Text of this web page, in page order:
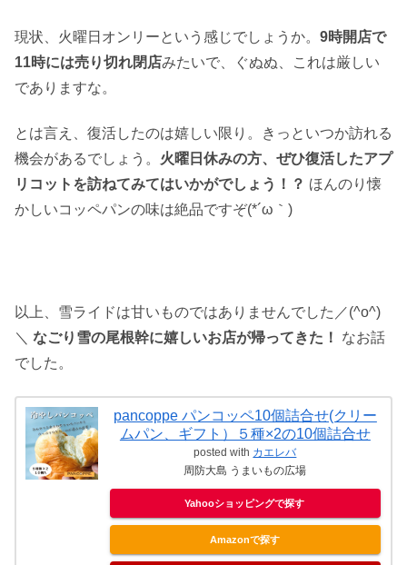
現状、火曜日オンリーという感じでしょうか。 9時開店で
11時には売り切れ閉店みたいで、ぐぬぬ、これは厳しい
でありますな。
とは言え、復活したのは嬉しい限り。きっといつか訪れる
機会があるでしょう。 火曜日休みの方、ぜひ復活したアプ
リコットを訪ねてみてはいかがでしょう！？ ほんのり懐
かしいコッペパンの味は絶品ですぞ(*´ω｀)
以上、雪ライドは甘いものではありませんでした／(^o^)
＼ なごり雪の尾根幹に嬉しいお店が帰ってきた！
なお話
でした。
pancoppe パンコッペ10個詰合せ(クリー
ムパン、ギフト）５種×2の10個詰合せ
posted with カエレバ
周防大島 うまいもの広場
Yahooショッピングで探す
Amazonで探す